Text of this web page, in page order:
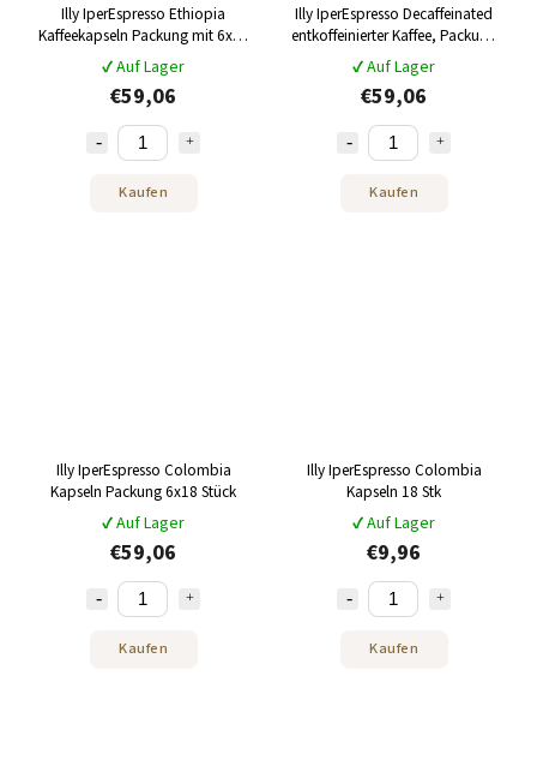
Illy IperEspresso Ethiopia
Kaffeekapseln Packung mit 6x18
Stück
✔ Auf Lager
€59,06
Kaufen
Illy IperEspresso Decaffeinated
entkoffeinierter Kaffee, Packung
6x18 Stück
✔ Auf Lager
€59,06
Kaufen
Illy IperEspresso Colombia
Kapseln Packung 6x18 Stück
✔ Auf Lager
€59,06
Kaufen
Illy IperEspresso Colombia
Kapseln 18 Stk
✔ Auf Lager
€9,96
Kaufen